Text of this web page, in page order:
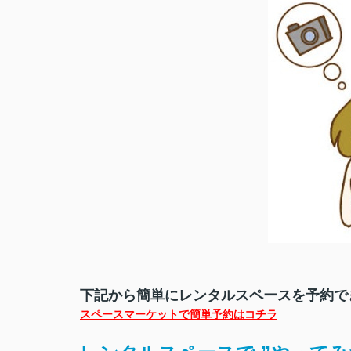
下記から簡単にレンタルスペースを予約で
スペースマーケットで簡単予約はコチラ